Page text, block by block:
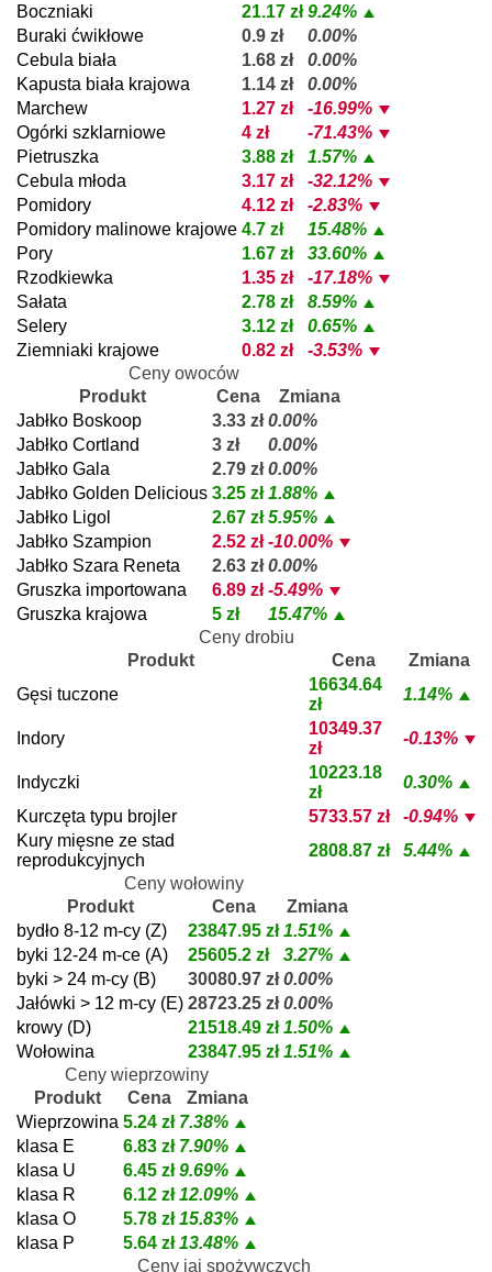
Boczniaki
21.17 zł 9.24%
Buraki ćwikłowe
0.9 zł
0.00%
Cebula biała
1.68 zł
0.00%
Kapusta biała krajowa
1.14 zł
0.00%
Marchew
1.27 zł
-16.99%
Ogórki szklarniowe
4 zł
-71.43%
Pietruszka
3.88 zł
1.57%
Cebula młoda
3.17 zł
-32.12%
Pomidory
4.12 zł
-2.83%
Pomidory malinowe krajowe 4.7 zł
15.48%
Pory
1.67 zł
33.60%
Rzodkiewka
1.35 zł
-17.18%
Sałata
2.78 zł
8.59%
Selery
3.12 zł
0.65%
Ziemniaki krajowe
0.82 zł
-3.53%
Ceny owoców
Produkt
Cena
Zmiana
Jabłko Boskoop
3.33 zł 0.00%
Jabłko Cortland
3 zł
0.00%
Jabłko Gala
2.79 zł 0.00%
Jabłko Golden Delicious 3.25 zł 1.88%
Jabłko Ligol
2.67 zł 5.95%
Jabłko Szampion
2.52 zł -10.00%
Jabłko Szara Reneta
2.63 zł 0.00%
Gruszka importowana
6.89 zł -5.49%
Gruszka krajowa
5 zł
15.47%
Ceny drobiu
Produkt
Cena
Zmiana
Gęsi tuczone
16634.64
zł
1.14%
Indory
10349.37
zł
-0.13%
Indyczki
10223.18
zł
0.30%
Kurczęta typu brojler
5733.57 zł
-0.94%
Kury mięsne ze stad
reprodukcyjnych
2808.87 zł
5.44%
Ceny wołowiny
Produkt
Cena
Zmiana
bydło 8-12 m-cy (Z)
23847.95 zł 1.51%
byki 12-24 m-ce (A)
25605.2 zł
3.27%
byki > 24 m-cy (B)
30080.97 zł 0.00%
Jałówki > 12 m-cy (E) 28723.25 zł 0.00%
krowy (D)
21518.49 zł 1.50%
Wołowina
23847.95 zł 1.51%
Ceny wieprzowiny
Produkt
Cena
Zmiana
Wieprzowina 5.24 zł 7.38%
klasa E
6.83 zł 7.90%
klasa U
6.45 zł 9.69%
klasa R
6.12 zł 12.09%
klasa O
5.78 zł 15.83%
klasa P
5.64 zł 13.48%
Ceny jaj spożywczych